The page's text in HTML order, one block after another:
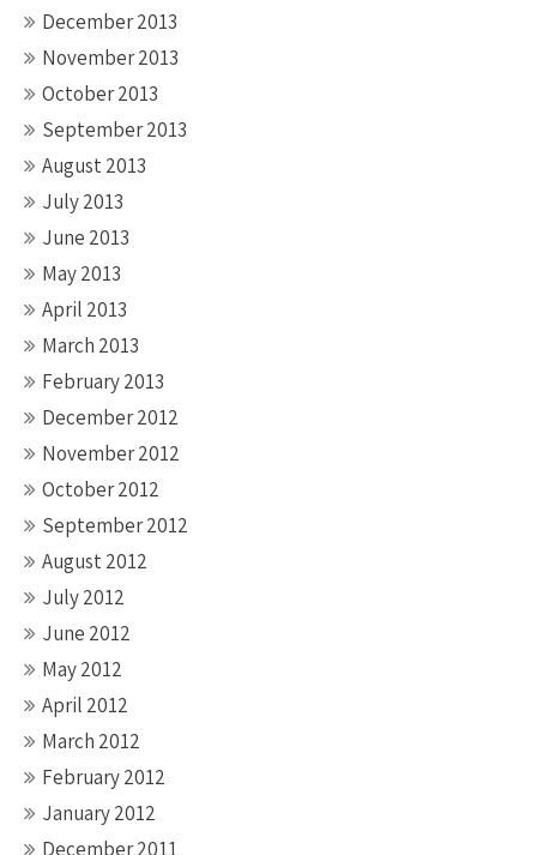
December 2013
November 2013
October 2013
September 2013
August 2013
July 2013
June 2013
May 2013
April 2013
March 2013
February 2013
December 2012
November 2012
October 2012
September 2012
August 2012
July 2012
June 2012
May 2012
April 2012
March 2012
February 2012
January 2012
December 2011